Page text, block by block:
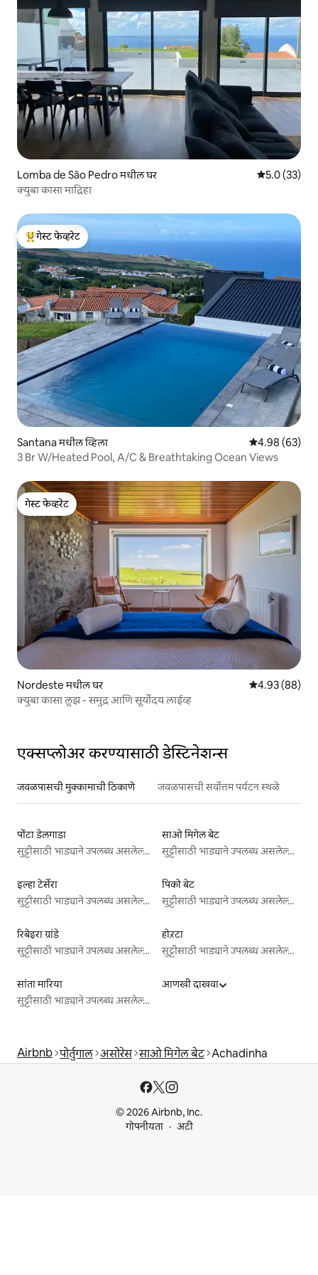
Lomba de São Pedro मधील घर 5 पैकी 5.0
5.0 (33)
क्युबा कासा माद्रिहा
टॉप गेस्ट फेव्हरेट
गेस्ट फेव्हरेट
Santana मधील व्हिला 5 पैकी 4.98
4.98 (63)
3 Br W/Heated Pool, A/C & Breathtaking Ocean Views
गेस्ट फेव्हरेट
गेस्ट फेव्हरेट
Nordeste मधील घर 5 पैकी 4.93
4.93 (88)
क्युबा कासा लूझ - समुद्र आणि सूर्योदय लाईव्ह
एक्सप्लोअर करण्यासाठी डेस्टिनेशन्स
जवळपासची मुक्कामाची ठिकाणे जवळपासची सर्वोत्तम पर्यटन स्थळे
पोंटा डेलगाडा
सुट्टीसाठी भाड्याने उपलब्ध असलेल्या जागा
साओ मिगेल बेट
सुट्टीसाठी भाड्याने उपलब्ध असलेल्या जागा
इल्हा टेर्सेरा
सुट्टीसाठी भाड्याने उपलब्ध असलेल्या जागा
पिको बेट
सुट्टीसाठी भाड्याने उपलब्ध असलेल्या जागा
रिबेइरा ग्रांडे
सुट्टीसाठी भाड्याने उपलब्ध असलेल्या जागा
होऱटा
सुट्टीसाठी भाड्याने उपलब्ध असलेल्या जागा
सांता मारिया
सुट्टीसाठी भाड्याने उपलब्ध असलेल्या जागा
आणखी दाखवा
Airbnb पोर्तुगाल असोरेस साओ मिगेल बेट Achadinha
© 2026 Airbnb, Inc.
गोपनीयता
अटी